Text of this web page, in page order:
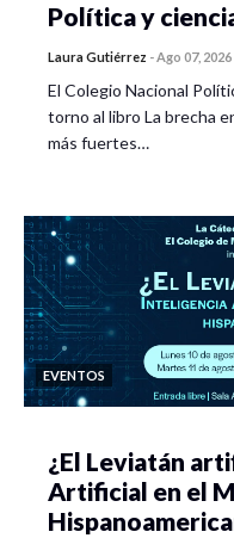
Política y
Laura Gutiérrez -Ago 07, 2026
El Colegio Nacional
torno al libro La brecha
más fuertes…
EVENTOS
¿El Leviatán
Artificial en el